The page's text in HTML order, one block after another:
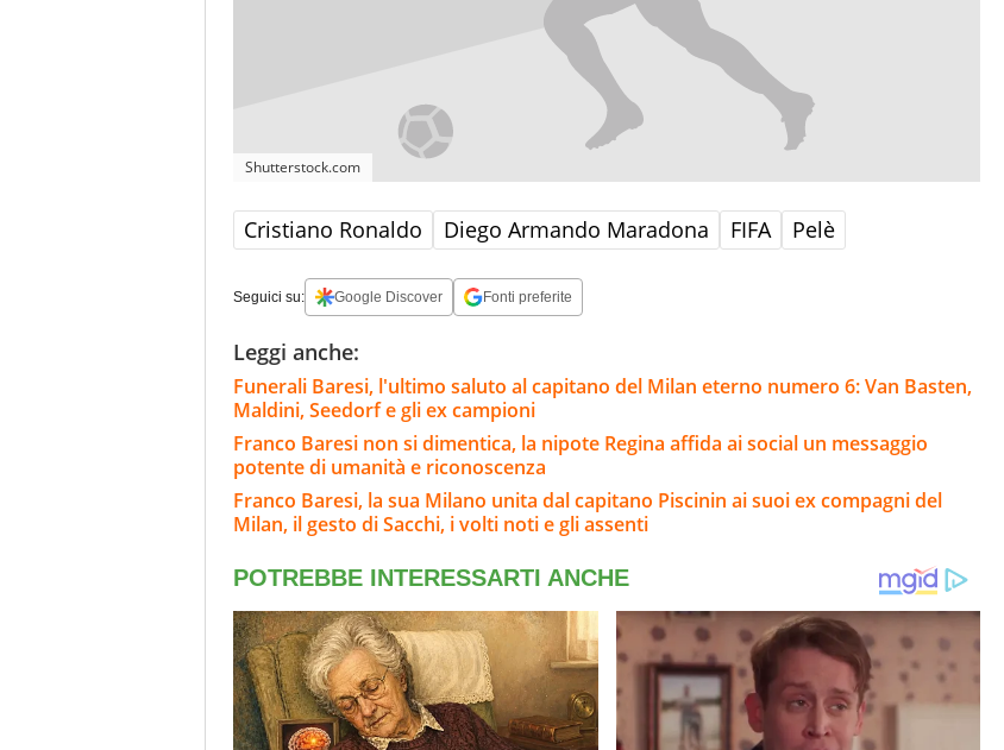
Shutterstock.com
Cristiano Ronaldo Diego Armando Maradona FIFA Pelè
Seguici su: Google Discover Fonti preferite
Leggi anche:
Funerali Baresi, l'ultimo saluto al capitano del Milan eterno numero 6: Van Basten,
Maldini, Seedorf e gli ex campioni
Franco Baresi non si dimentica, la nipote Regina affida ai social un messaggio
potente di umanità e riconoscenza
Franco Baresi, la sua Milano unita dal capitano Piscinin ai suoi ex compagni del
Milan, il gesto di Sacchi, i volti noti e gli assenti